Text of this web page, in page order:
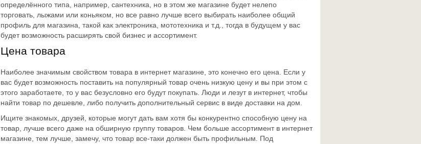
определённого типа, например, сантехника, но в этом же магазине будет нелепо
торговать, лыжами или коньяком, но все равно лучше всего выбирать наиболее общий
профиль для магазина, такой как электроника, мототехника и т.д., тогда в будущем у вас
будет возможность расширять свой бизнес и ассортимент.
Цена товара
Наиболее значимым свойством товара в интернет магазине, это конечно его цена. Если у
вас будет возможность поставить на популярный товар очень низкую цену и вы при этом с
этого заработаете, то у вас безусловно его будут покупать. Люди и лезут в интернет, чтобы
найти товар по дешевле, либо получить дополнительный сервис в виде доставки на дом.
Ищите знакомых, друзей, которые могут дать вам хотя бы конкурентно способную цену на
товар, лучше всего даже на обширную группу товаров. Чем больше ассортимент в интернет
магазине, тем лучше, замечу, что товар все-таки должен быть профильным. Под